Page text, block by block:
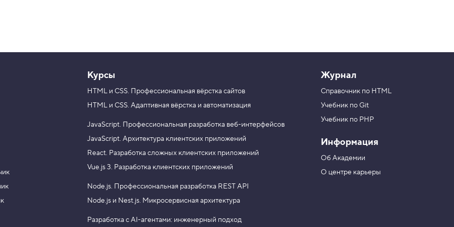
Курсы
HTML и CSS. Профессиональная вёрстка сайтов
HTML и CSS. Адаптивная вёрстка и автоматизация
JavaScript. Профессиональная разработка веб-интерфейсов
JavaScript. Архитектура клиентских приложений
React. Разработка сложных клиентских приложений
Vue.js 3. Разработка клиентских приложений
Node.js. Профессиональная разработка REST API
Node.js и Nest.js. Микросервисная архитектура
Разработка с AI-агентами: инженерный подход
Журнал
Справочник по HTML
Учебник по Git
Учебник по PHP
Информация
Об Академии
О центре карьеры